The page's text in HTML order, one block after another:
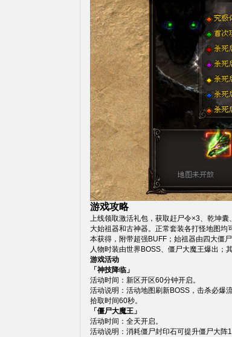
游戏攻略
上线领取激活礼包，获取赶尸令×3、乾坤
大始祖器和古神器。正常套装各打怪地图均
本获得，附带超强BUFF；始祖器由四大僵
人物时装由世界BOSS、僵尸大魔王爆出；
游戏活动
「神技降临」
活动时间：新区开区60分钟开启。
活动说明：活动地图刷新BOSS，击杀必爆
拾取时间60秒。
「僵尸大魔王」
活动时间：全天开启。
活动说明：消耗僵尸封印石可提升僵尸大